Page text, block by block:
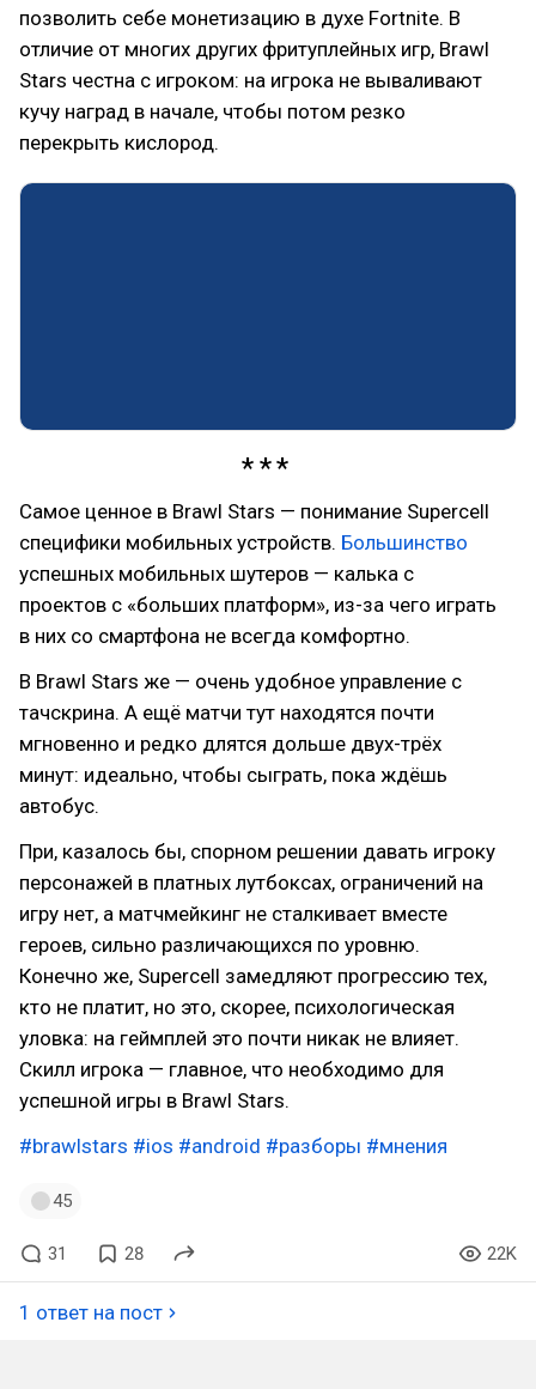
позволить себе монетизацию в духе Fortnite. В
отличие от многих других фритуплейных игр, Brawl
Stars честна с игроком: на игрока не вываливают
кучу наград в начале, чтобы потом резко
перекрыть кислород.
Самое ценное в Brawl Stars — понимание Supercell
специфики мобильных устройств. Большинство
успешных мобильных шутеров — калька с
проектов с «больших платформ», из-за чего играть
в них со смартфона не всегда комфортно.
В Brawl Stars же — очень удобное управление с
тачскрина. А ещё матчи тут находятся почти
мгновенно и редко длятся дольше двух-трёх
минут: идеально, чтобы сыграть, пока ждёшь
автобус.
При, казалось бы, спорном решении давать игроку
персонажей в платных лутбоксах, ограничений на
игру нет, а матчмейкинг не сталкивает вместе
героев, сильно различающихся по уровню.
Конечно же, Supercell замедляют прогрессию тех,
кто не платит, но это, скорее, психологическая
уловка: на геймплей это почти никак не влияет.
Скилл игрока — главное, что необходимо для
успешной игры в Brawl Stars.
#brawlstars #ios #android #разборы #мнения
45
31 28 22K
1 ответ на пост